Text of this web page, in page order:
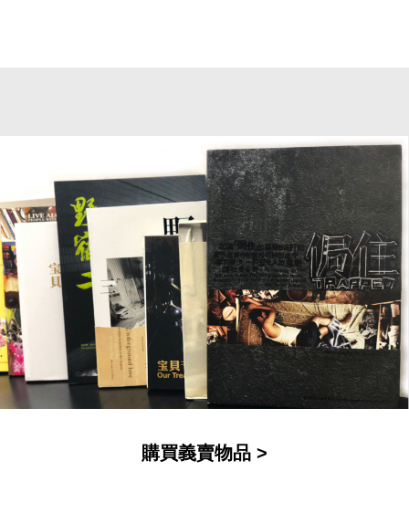
購買義賣物品 >